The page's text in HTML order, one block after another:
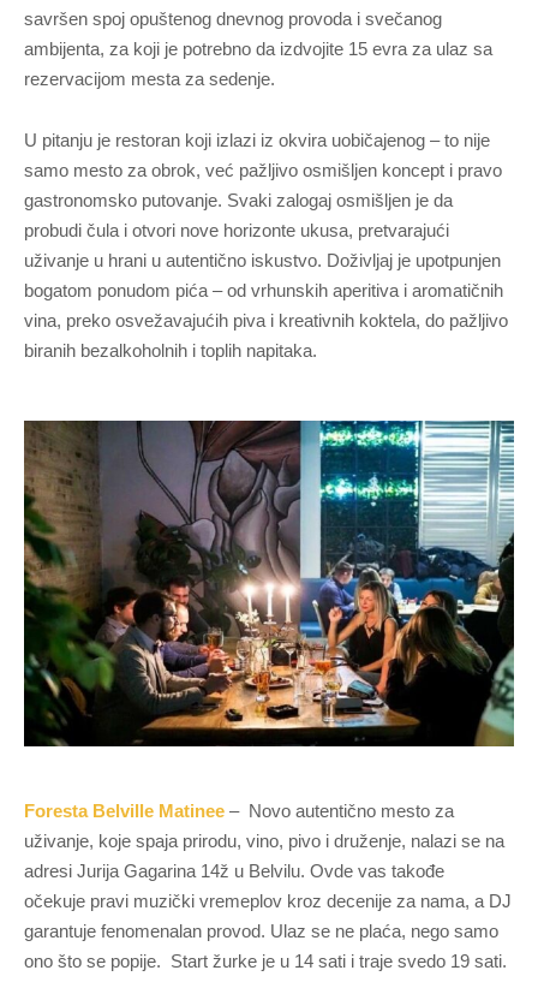
savršen spoj opuštenog dnevnog provoda i svečanog
ambijenta, za koji je potrebno da izdvojite 15 evra za ulaz sa
rezervacijom mesta za sedenje.
U pitanju je restoran koji izlazi iz okvira uobičajenog – to nije
samo mesto za obrok, već pažljivo osmišljen koncept i pravo
gastronomsko putovanje. Svaki zalogaj osmišljen je da
probudi čula i otvori nove horizonte ukusa, pretvarajući
uživanje u hrani u autentično iskustvo. Doživljaj je upotpunjen
bogatom ponudom pića – od vrhunskih aperitiva i aromatičnih
vina, preko osvežavajućih piva i kreativnih koktela, do pažljivo
biranih bezalkoholnih i toplih napitaka.
Foresta Belville Matinee – Novo autentično mesto za
uživanje, koje spaja prirodu, vino, pivo i druženje, nalazi se na
adresi Jurija Gagarina 14ž u Belvilu. Ovde vas takođe
očekuje pravi muzički vremeplov kroz decenije za nama, a DJ
garantuje fenomenalan provod. Ulaz se ne plaća, nego samo
ono što se popije. Start žurke je u 14 sati i traje svedo 19 sati.